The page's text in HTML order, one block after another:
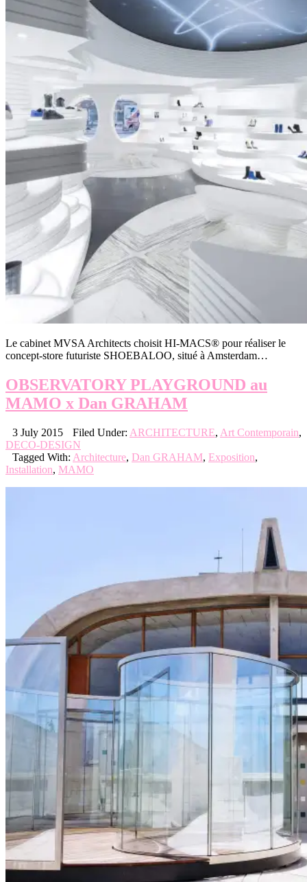
Le cabinet MVSA Architects choisit HI-MACS® pour réaliser le
concept-store futuriste SHOEBALOO, situé à Amsterdam…
OBSERVATORY PLAYGROUND au
MAMO x Dan GRAHAM
3 July 2015 Filed Under: ARCHITECTURE, Art Contemporain,
DECO-DESIGN
Tagged With: Architecture, Dan GRAHAM, Exposition,
Installation, MAMO